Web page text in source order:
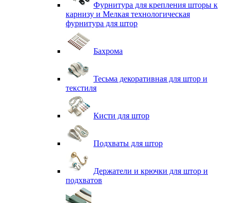
Фурнитура для крепления шторы к
карнизу и Мелкая технологическая
фурнитура для штор
Бахрома
Тесьма декоративная для штор и
текстиля
Кисти для штор
Подхваты для штор
Держатели и крючки для штор и
подхватов